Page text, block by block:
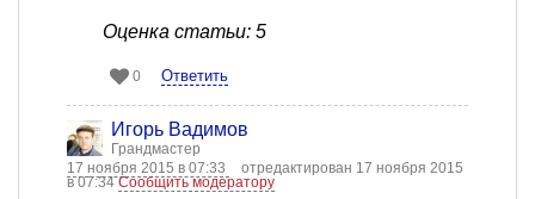
Оценка статьи: 5
0 Ответить
Игорь Вадимов
Грандмастер
17 ноября 2015 в 07:33
отредактирован 17 ноября 2015
в 07:34Сообщить модератору